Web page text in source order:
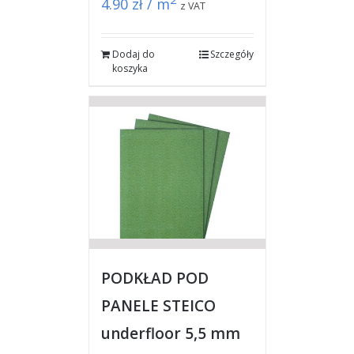
4.90 zł / m z VAT
Dodaj do
koszyka
Szczegóły
PODKŁAD POD
PANELE STEICO
underfloor 5,5 mm